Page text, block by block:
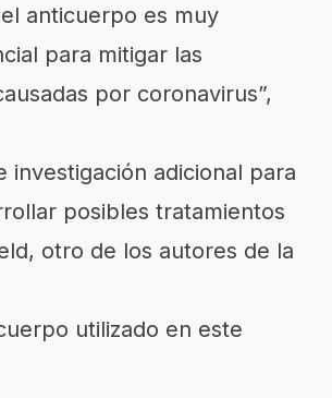
anticuerpo es muy
para mitigar las
por coronavirus”,
investigación adicional para
posibles tratamientos
otro de los autores de la
utilizado en este